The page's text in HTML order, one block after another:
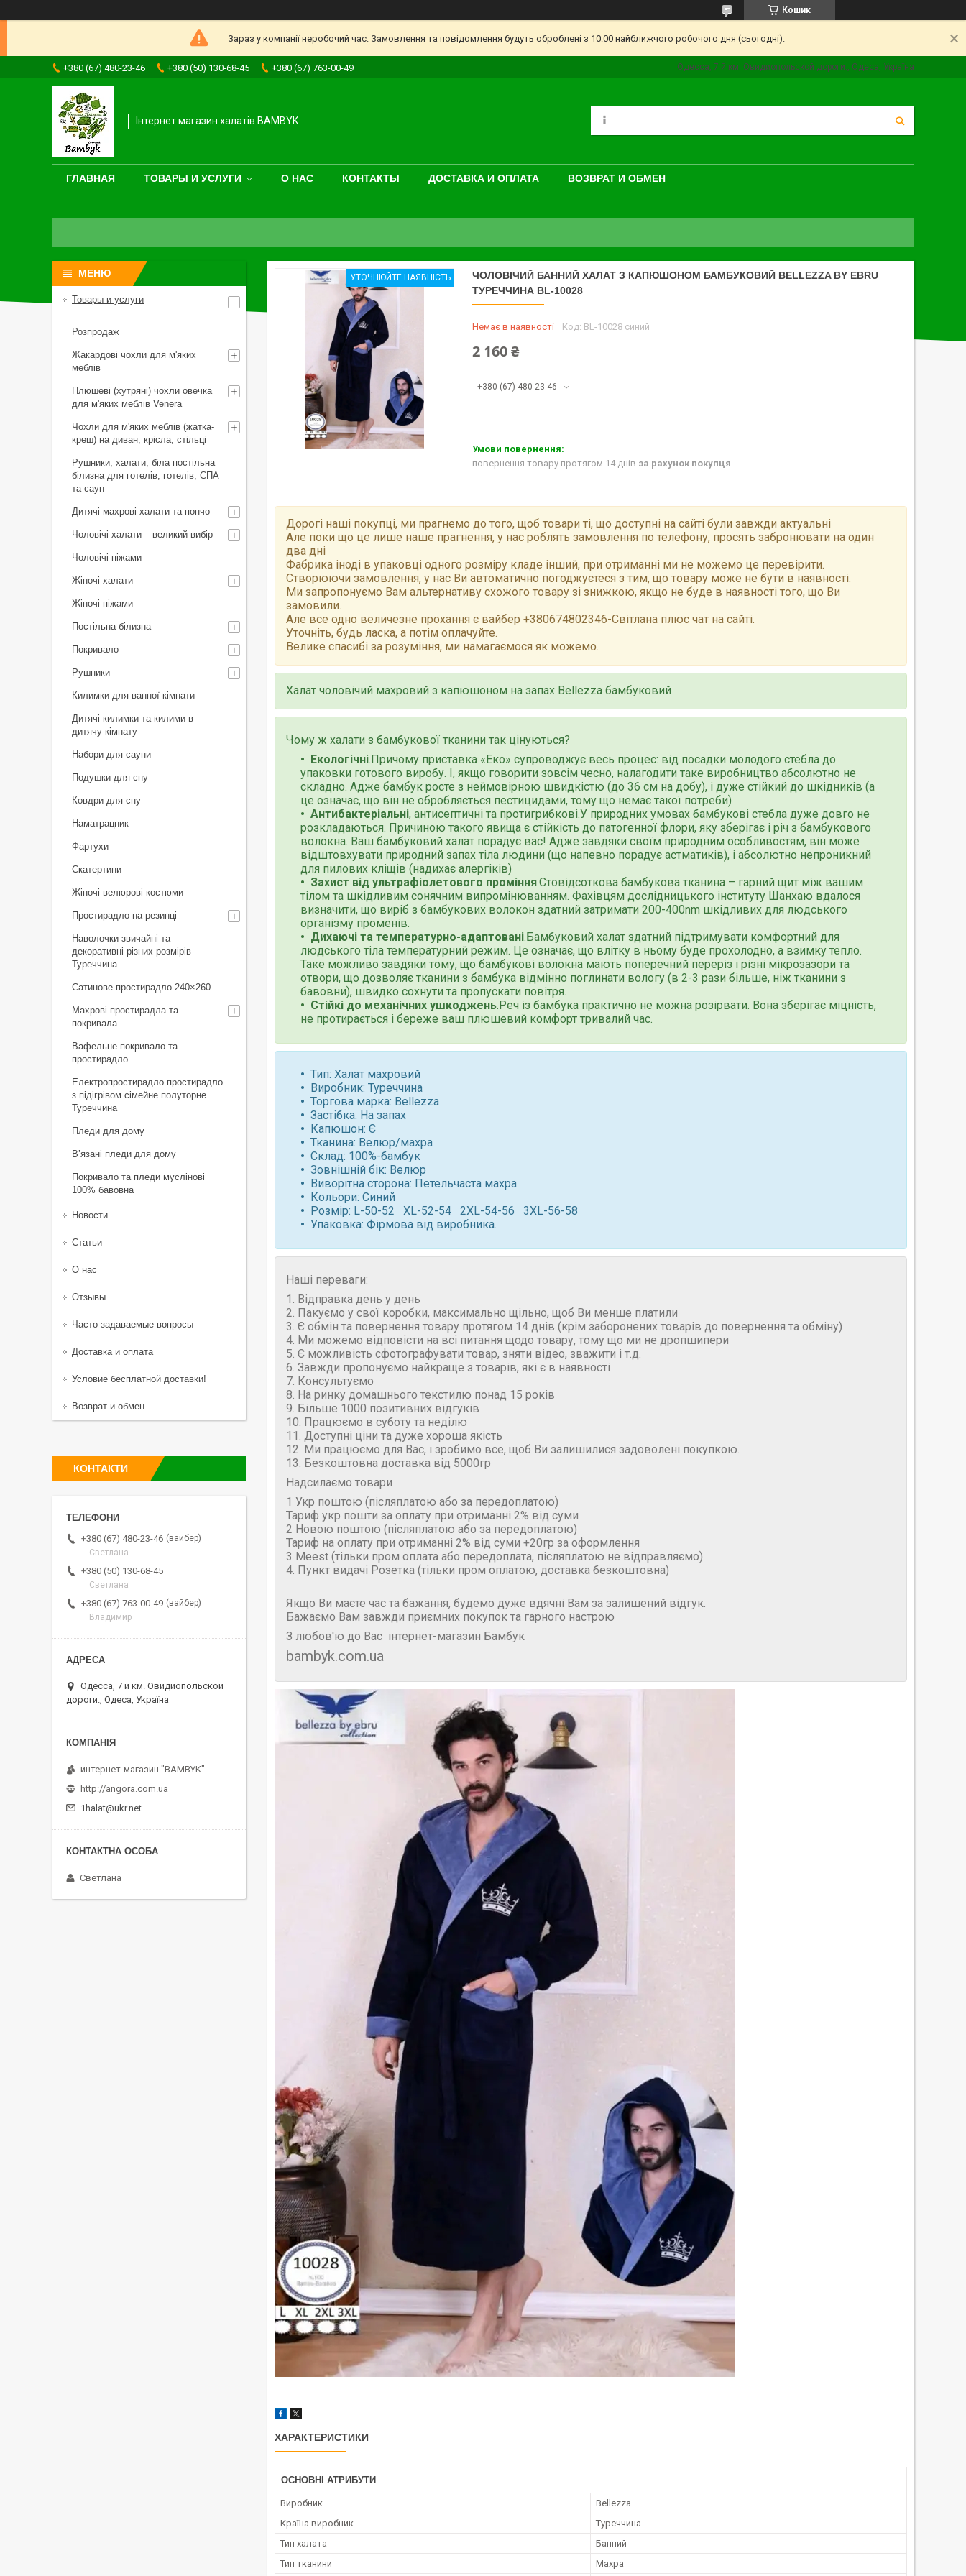
Кошик
Зараз у компанії неробочий час. Замовлення та повідомлення будуть оброблені з 10:00 найближчого робочого дня (сьогодні).
+380 (67) 480-23-46 +380 (50) 130-68-45 +380 (67) 763-00-49 Одесса, 7 й км. Овидиопольской дороги., Одеса, Україна
Інтернет магазин халатів BAMBYK
ГЛАВНАЯ ТОВАРЫ И УСЛУГИ О НАС КОНТАКТЫ ДОСТАВКА И ОПЛАТА ВОЗВРАТ И ОБМЕН
УТОЧНЮЙТЕ НАЯВНІСТЬ
ЧОЛОВІЧИЙ БАННИЙ ХАЛАТ З КАПЮШОНОМ БАМБУКОВИЙ BELLEZZA BY EBRU
ТУРЕЧЧИНА BL-10028
Немає в наявності Код: BL-10028 синий
2 160 ₴
+380 (67) 480-23-46
повернення товару протягом 14 днів за рахунок покупця
Дорогі наші покупці, ми прагнемо до того, щоб товари ті, що доступні на сайті були завжди актуальні
Але поки що це лише наше прагнення, у нас роблять замовлення по телефону, просять забронювати на один
два дні
Фабрика іноді в упаковці одного розміру кладе інший, при отриманні ми не можемо це перевірити.
Створюючи замовлення, у нас Ви автоматично погоджуєтеся з тим, що товару може не бути в наявності.
Ми запропонуємо Вам альтернативу схожого товару зі знижкою, якщо не буде в наявності того, що Ви
замовили.
Але все одно величезне прохання є вайбер +380674802346-Світлана плюс чат на сайті.
Уточніть, будь ласка, а потім оплачуйте.
Велике спасибі за розуміння, ми намагаємося як можемо.
Халат чоловічий махровий з капюшоном на запах Bellezza бамбуковий
Чому ж халати з бамбукової тканини так цінуються?
Екологічні.Причому приставка «Еко» супроводжує весь процес: від посадки молодого стебла до
упаковки готового виробу. І, якщо говорити зовсім чесно, налагодити таке виробництво абсолютно не
складно. Адже бамбук росте з неймовірною швидкістю (до 36 см на добу), і дуже стійкий до шкідників (а
це означає, що він не обробляється пестицидами, тому що немає такої потреби)
Антибактеріальні, антисептичні та протигрибкові.У природних умовах бамбукові стебла дуже довго не
розкладаються. Причиною такого явища є стійкість до патогенної флори, яку зберігає і річ з бамбукового
волокна. Ваш бамбуковий халат порадує вас! Адже завдяки своїм природним особливостям, він може
відштовхувати природний запах тіла людини (що напевно порадує астматиків), і абсолютно непроникний
для пилових кліщів (надихає алергіків)
Захист від ультрафіолетового проміння.Стовідсоткова бамбукова тканина – гарний щит між вашим
тілом та шкідливим сонячним випромінюванням. Фахівцям дослідницького інституту Шанхаю вдалося
визначити, що виріб з бамбукових волокон здатний затримати 200-400nm шкідливих для людського
організму променів.
Дихаючі та температурно-адаптовані.Бамбуковий халат здатний підтримувати комфортний для
людського тіла температурний режим. Це означає, що влітку в ньому буде прохолодно, а взимку тепло.
Таке можливо завдяки тому, що бамбукові волокна мають поперечний переріз і різні мікрозазори та
отвори, що дозволяє тканини з бамбука відмінно поглинати вологу (в 2-3 рази більше, ніж тканини з
бавовни), швидко сохнути та пропускати повітря.
Стійкі до механічних ушкоджень.Реч із бамбука практично не можна розірвати. Вона зберігає міцність,
не протирається і береже ваш плюшевий комфорт тривалий час.
Тип: Халат махровий
Виробник: Туреччина
Торгова марка: Bellezza
Застібка: На запах
Капюшон: Є
Тканина: Велюр/махра
Склад: 100%-бамбук
Зовнішній бік: Велюр
Виворітна сторона: Петельчаста махра
Кольори: Синий
Розмір: L-50-52 XL-52-54 2XL-54-56 3XL-56-58
Упаковка: Фірмова від виробника.
Наші переваги:
1. Відправка день у день
2. Пакуємо у свої коробки, максимально щільно, щоб Ви менше платили
3. Є обмін та повернення товару протягом 14 днів (крім заборонених товарів до повернення та обміну)
4. Ми можемо відповісти на всі питання щодо товару, тому що ми не дропшипери
5. Є можливість сфотографувати товар, зняти відео, зважити і т.д.
6. Завжди пропонуємо найкраще з товарів, які є в наявності
7. Консультуємо
8. На ринку домашнього текстилю понад 15 років
9. Більше 1000 позитивних відгуків
10. Працюємо в суботу та неділю
11. Доступні ціни та дуже хороша якість
12. Ми працюємо для Вас, і зробимо все, щоб Ви залишилися задоволені покупкою.
13. Безкоштовна доставка від 5000гр
Надсилаємо товари
1 Укр поштою (пiсляплатою або за передоплатою)
Тариф укр пошти за оплату при отриманні 2% від суми
2 Новою поштою (пiсляплатою або за передоплатою)
Тариф на оплату при отриманні 2% від суми +20гр за оформлення
3 Meest (тільки пром оплата або передоплата, післяплатою не відправляємо)
4. Пункт видачі Розетка (тільки пром оплатою, доставка безкоштовна)
Якщо Ви маєте час та бажання, будемо дуже вдячні Вам за залишений відгук.
Бажаємо Вам завжди приємних покупок та гарного настрою
З любов'ю до Вас інтернет-магазин Бамбук
bambyk.com.ua
ХАРАКТЕРИСТИКИ
ОСНОВНІ АТРИБУТИ
Виробник
Bellezza
Країна виробник
Туреччина
Тип халата
Банний
Тип тканини
Махра
Товары и услуги
Розпродаж
Жакардові чохли для м'яких
меблів
Плюшеві (хутряні) чохли овечка
для м'яких меблів Venera
Чохли для м'яких меблів (жатка-
креш) на диван, крісла, стільці
Рушники, халати, біла постільна
білизна для готелів, готелів, СПА
та саун
Дитячі махрові халати та пончо
Чоловічі халати – великий вибір
Чоловічі піжами
Жіночі халати
Жіночі піжами
Постільна білизна
Покривало
Рушники
Килимки для ванної кімнати
Дитячі килимки та килими в
дитячу кімнату
Набори для сауни
Подушки для сну
Ковдри для сну
Наматрацник
Фартухи
Скатертини
Жіночі велюрові костюми
Простирадло на резинці
Наволочки звичайні та
декоративні різних розмірів
Туреччина
Сатинове простирадло 240×260
Махрові простирадла та
покривала
Вафельне покривало та
простирадло
Електропростирадло простирадло
з підігрівом сімейне полуторне
Туреччина
Пледи для дому
В’язані пледи для дому
Покривало та пледи муслінові
100% бавовна
Новости
Статьи
О нас
Отзывы
Часто задаваемые вопросы
Доставка и оплата
Условие бесплатной доставки!
Возврат и обмен
КОНТАКТИ
+380 (67) 480-23-46
вайбер
Светлана
+380 (50) 130-68-45
Светлана
+380 (67) 763-00-49
вайбер
Владимир
Одесса, 7 й км. Овидиопольской
дороги., Одеса, Україна
интернет-магазин "BAMBYK"
http://angora.com.ua
1halat@ukr.net
Светлана